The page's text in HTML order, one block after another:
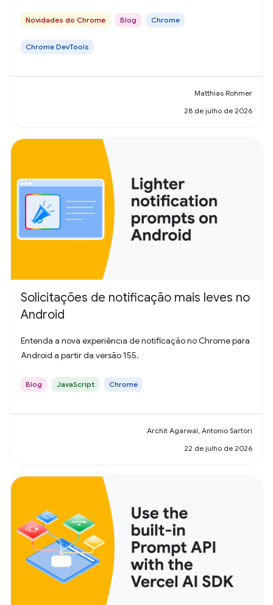
Novidades do Chrome Blog Chrome
Chrome DevTools
Matthias Rohmer
28 de julho de 2026
Solicitações de notificação mais leves no
Android
Entenda a nova experiência de notificação no Chrome para
Android a partir da versão 155.
Blog JavaScript Chrome
Archit Agarwal, Antonio Sartori
22 de julho de 2026